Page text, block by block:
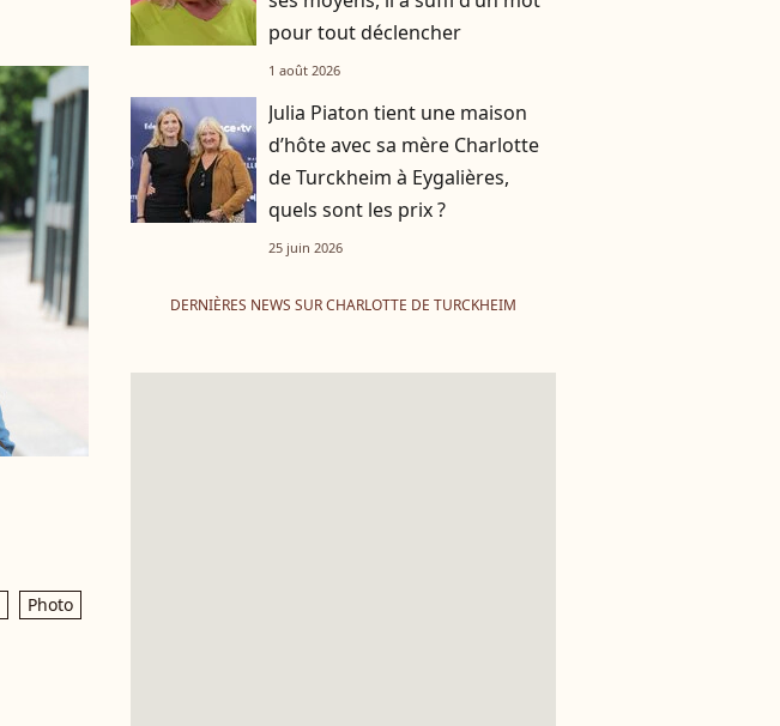
Photo
pour tout déclencher
1 août 2026
Julia Piaton tient une maison
d’hôte avec sa mère Charlotte
de Turckheim à Eygalières,
quels sont les prix ?
25 juin 2026
DERNIÈRES NEWS SUR CHARLOTTE DE TURCKHEIM